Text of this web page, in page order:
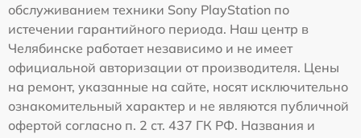
обслуживанием техники Sony PlayStation по
истечении гарантийного периода. Наш центр в
Челябинске работает независимо и не имеет
официальной авторизации от производителя. Цены
на ремонт, указанные на сайте, носят исключительно
ознакомительный характер и не являются публичной
офертой согласно п. 2 ст. 437 ГК РФ. Названия и